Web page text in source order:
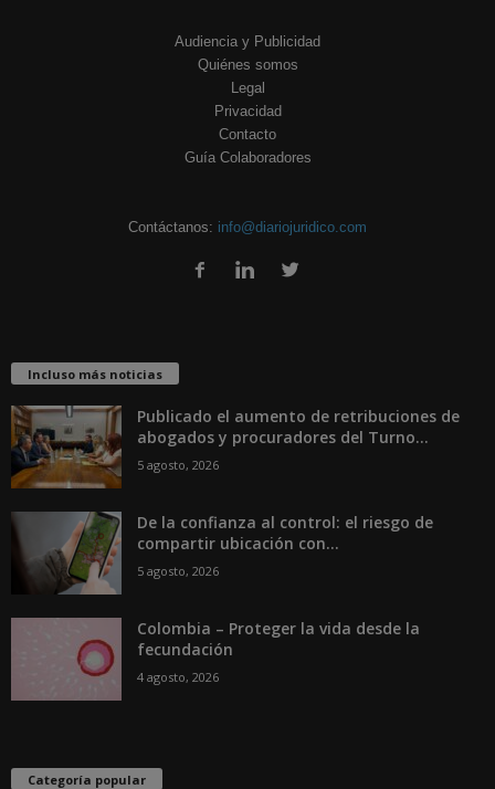
Audiencia y Publicidad
Quiénes somos
Legal
Privacidad
Contacto
Guía Colaboradores
Contáctanos: info@diariojuridico.com
Incluso más noticias
Publicado el aumento de retribuciones de
abogados y procuradores del Turno...
5 agosto, 2026
De la confianza al control: el riesgo de
compartir ubicación con...
5 agosto, 2026
Colombia – Proteger la vida desde la
fecundación
4 agosto, 2026
Categoría popular